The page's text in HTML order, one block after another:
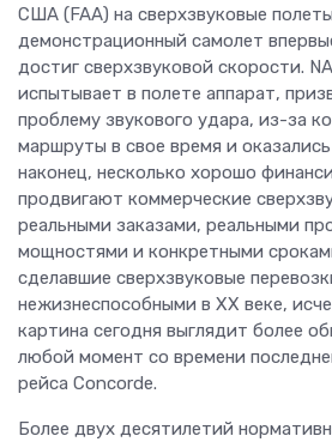
США (FAA) на сверхзвуковые
демонстрационный самолет
достиг сверхзвуковой скорости.
испытывает в полете аппарат,
проблему звукового удара, из-за
маршруты в свое время и
наконец, несколько хорошо
продвигают коммерческие
реальными заказами, реальными
мощностями и конкретными
сделавшие сверхзвуковые
нежизнеспособными в XX веке,
картина сегодня выглядит более
любой момент со времени
рейса Concorde.
Более двух десятилетий